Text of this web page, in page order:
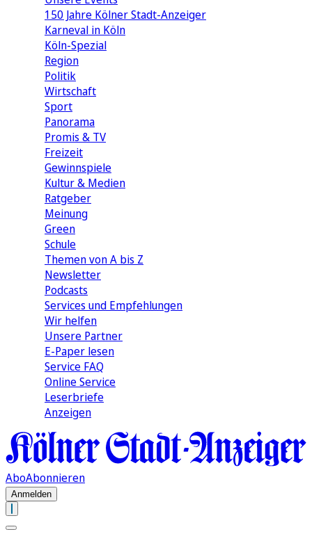
150 Jahre Kölner Stadt-Anzeiger
Karneval in Köln
Köln-Spezial
Region
Politik
Wirtschaft
Sport
Panorama
Promis & TV
Freizeit
Gewinnspiele
Kultur & Medien
Ratgeber
Meinung
Green
Schule
Themen von A bis Z
Newsletter
Podcasts
Services und Empfehlungen
Wir helfen
Unsere Partner
E-Paper lesen
Service FAQ
Online Service
Leserbriefe
Anzeigen
AboAbonnieren
Anmelden